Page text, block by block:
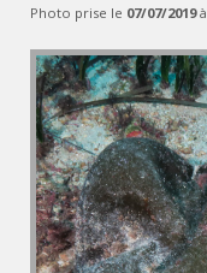
Photo prise le 07/07/2019à